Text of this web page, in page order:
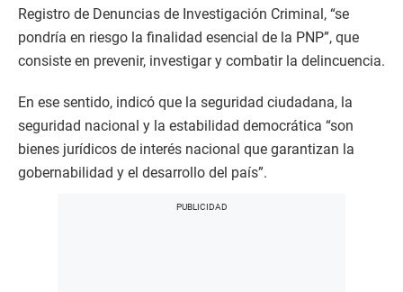
Registro de Denuncias de Investigación Criminal, “se
pondría en riesgo la finalidad esencial de la PNP”, que
consiste en prevenir, investigar y combatir la delincuencia.
En ese sentido, indicó que la seguridad ciudadana, la
seguridad nacional y la estabilidad democrática “son
bienes jurídicos de interés nacional que garantizan la
gobernabilidad y el desarrollo del país”.